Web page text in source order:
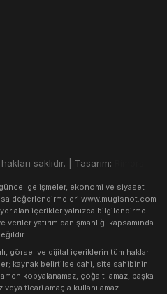
saklıdır. | Tasarım:
gelişmeler, ekonomi ve siyaset
değerlendirmeleri www.mugisnot.com
alan içerikler yalnızca bilgilendirme
yatırım danışmanlığı kapsamında
görsel ve dijital içeriklerin tüm hakları
kaynak belirtilse dahi, site sahibinin
kopyalanamaz, çoğaltılamaz, başka
veya ticari amaçla kullanılamaz.